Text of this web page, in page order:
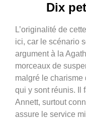
Dix
L’originalité de
ici, car le scénario
argument à la
morceaux de
malgré le
qui y sont réunis. Il
Annett, surtout
assure le service